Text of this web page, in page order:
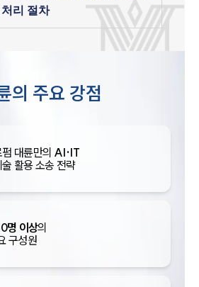
리 절차
의 주요 강점
대륜만의 AI·IT
술 활용 소송 전략
명 이상의
구성원